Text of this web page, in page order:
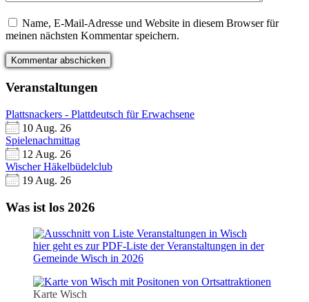
Name, E-Mail-Adresse und Website in diesem Browser für
meinen nächsten Kommentar speichern.
Veranstaltungen
Plattsnackers - Plattdeutsch für Erwachsene
10 Aug. 26
Spielenachmittag
12 Aug. 26
Wischer Häkelbüdelclub
19 Aug. 26
Was ist los 2026
hier geht es zur PDF-Liste der Veranstaltungen in der
Gemeinde Wisch in 2026
Karte Wisch